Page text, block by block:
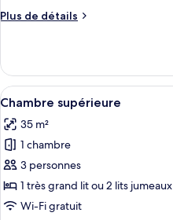
chambre :
(Historic)
Plus de détails
Plus
Chambre
majestueuse
(Historic)
Afficher
toutes
les
photos
pour
ce
type
4
Chambre supérieure
35 m²
1 chambre
3 personnes
1 très grand lit ou 2 lits jumeaux
Wi-Fi gratuit